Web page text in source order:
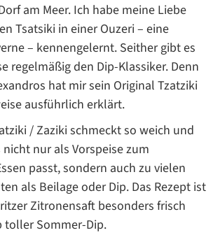
am Meer. Ich habe meine Liebe
Tsatsiki in einer Ouzeri – eine
– kennengelernt. Seither gibt es
regelmäßig den Dip-Klassiker. Denn
hat mir sein Original Tzatziki
ausführlich erklärt.
/ Zaziki schmeckt so weich und
nicht nur als Vorspeise zum
passt, sondern auch zu vielen
als Beilage oder Dip. Das Rezept ist
Zitronensaft besonders frisch
toller Sommer-Dip.